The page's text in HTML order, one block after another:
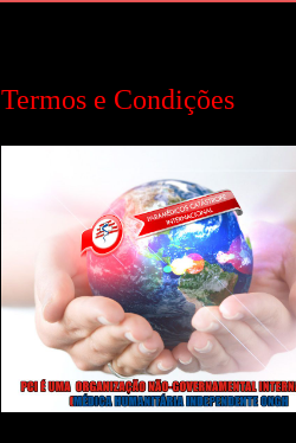
Termos e Condições